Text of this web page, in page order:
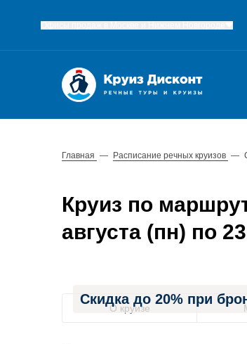
Главная — Расписание речных круизов —
Круиз по
августа (пн) по
Скидка до 20% при
О круизе